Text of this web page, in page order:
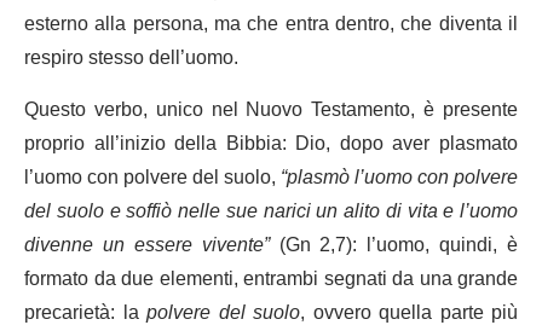
esterno alla persona, ma che entra dentro, che diventa il
respiro stesso dell’uomo.
Questo verbo, unico nel Nuovo Testamento, è presente
proprio all’inizio della Bibbia: Dio, dopo aver plasmato
l’uomo con polvere del suolo,“plasmò l’uomo con polvere
del suolo e soffiò nelle sue narici un alito di vita e l’uomo
divenne un essere vivente” (Gn 2,7): l’uomo, quindi, è
formato da due elementi, entrambi segnati da una grande
precarietà: lapolvere del suolo, ovvero quella parte più